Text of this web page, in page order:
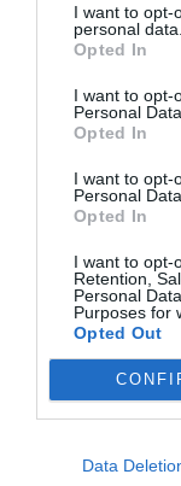
I want to opt-
personal data.
Opted In
I want to opt-
Personal Data.
Opted In
I want to opt-
Personal
Opted In
I want to opt-
Retention,
Personal
Purposes for
Opted Out
Data
Enormes
Nokia,
son las